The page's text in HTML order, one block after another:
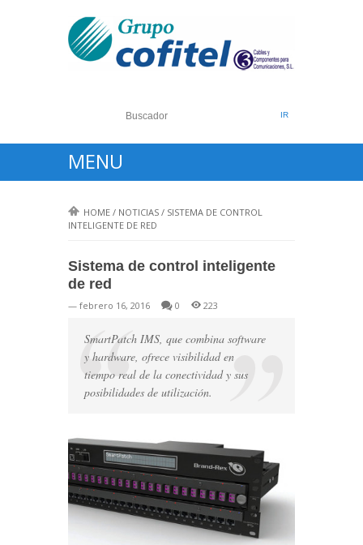
MENU
HOME / NOTICIAS / SISTEMA DE CONTROL
INTELIGENTE DE RED
Sistema de control inteligente
de red
— febrero 16, 2016 0 223
SmartPatch IMS, que combina software
y hardware, ofrece visibilidad en
tiempo real de la conectividad y sus
posibilidades de utilización.